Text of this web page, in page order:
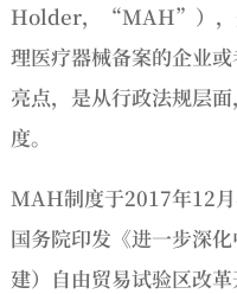
Holder，“MAH”），
理医疗器械备案的企业
亮点，是从行政法规层
度。
MAH制度于2017年12月
国务院印发《进一步深
建）自由贸易试验区改